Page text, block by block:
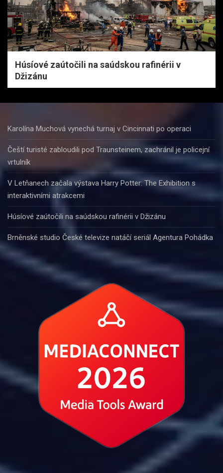
Húsíové zaútočili na saúdskou rafinérii v
Džizánu
Karolína Muchová vynechá turnaj v Cincinnati po operaci
Čeští turisté zabloudili pod Traunsteinem, zachránil je policejní
vrtulník
V Letňanech začala výstava Harry Potter: The Exhibition s
interaktivními atrakcemi
Húsíové zaútočili na saúdskou rafinérii v Džizánu
Brněnské studio České televize natáčí seriál Agentura Pohádka